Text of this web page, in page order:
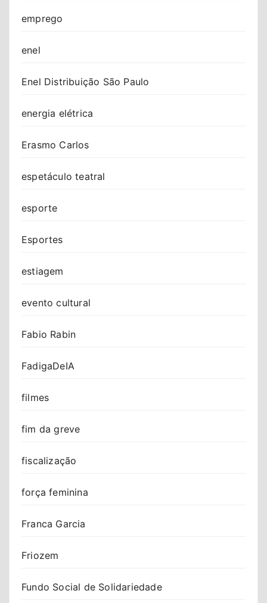
emprego
enel
Enel Distribuição São Paulo
energia elétrica
Erasmo Carlos
espetáculo teatral
esporte
Esportes
estiagem
evento cultural
Fabio Rabin
FadigaDeIA
filmes
fim da greve
fiscalização
força feminina
Franca Garcia
Friozem
Fundo Social de Solidariedade